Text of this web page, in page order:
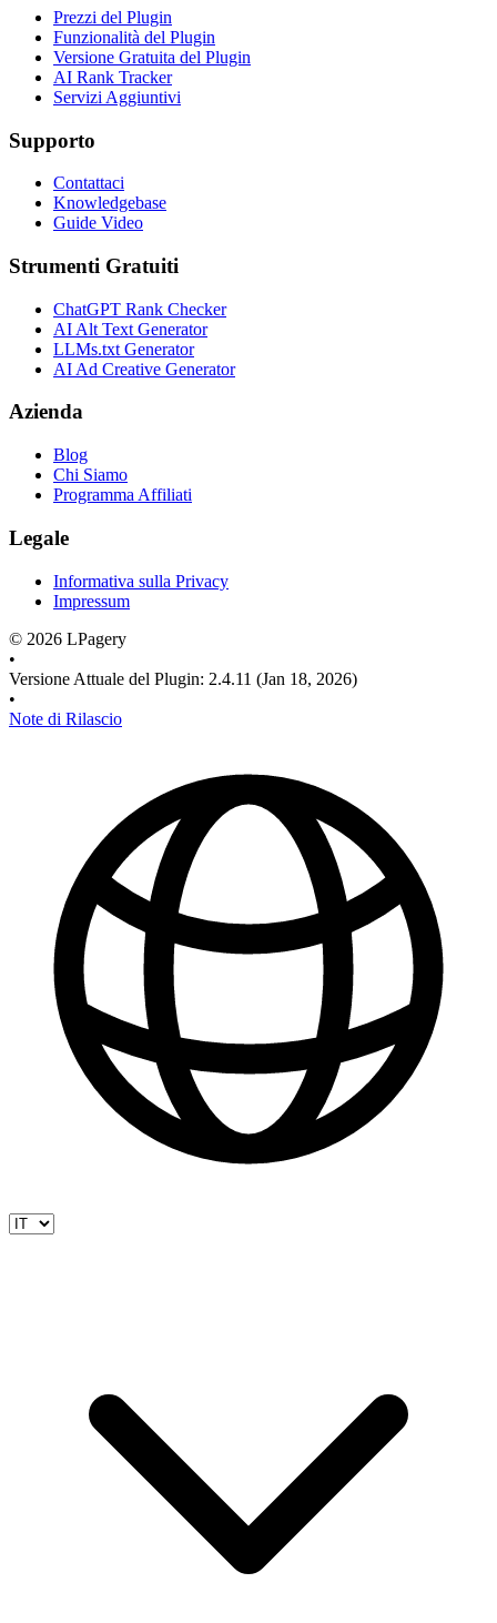
Prezzi del Plugin
Funzionalità del Plugin
Versione Gratuita del Plugin
AI Rank Tracker
Servizi Aggiuntivi
Supporto
Contattaci
Knowledgebase
Guide Video
Strumenti Gratuiti
ChatGPT Rank Checker
AI Alt Text Generator
LLMs.txt Generator
AI Ad Creative Generator
Azienda
Blog
Chi Siamo
Programma Affiliati
Legale
Informativa sulla Privacy
Impressum
© 2026 LPagery
•
Versione Attuale del Plugin: 2.4.11 (Jan 18, 2026)
•
Note di Rilascio